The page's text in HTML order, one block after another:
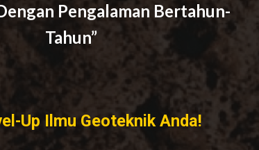
Pengalaman Bertahun-
Tahun”
Up Ilmu Geoteknik Anda!